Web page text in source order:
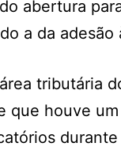
abertura
a da adesão
tributária
que houve